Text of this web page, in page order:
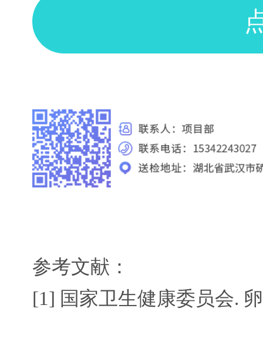
参考文献：
[1] 国家卫生健康委员会.